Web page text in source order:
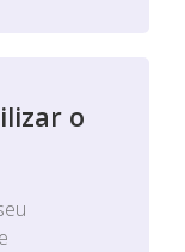
o